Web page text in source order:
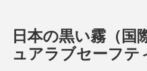
日本の黒い霧（国
ュアラブセーフテ